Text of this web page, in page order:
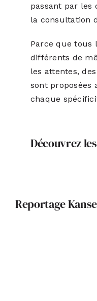
passant par les
la consultation
Parce que tous
différents de
les attentes,
sont proposées
chaque
Découvrez
Reportage